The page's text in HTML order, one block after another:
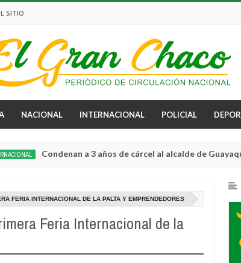
SITIO
NACIONAL INTERNACIONAL POLICIAL
Condenan a 3 años de cárcel al alcalde de Guayaquil por
FERIA INTERNACIONAL DE LA PALTA Y EMPRENDEDORES
Feria Internacional de la